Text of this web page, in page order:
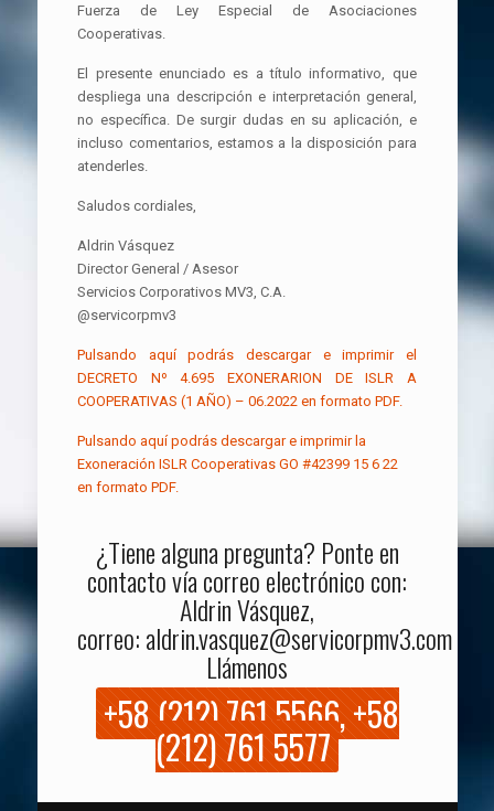
Fuerza de Ley Especial de Asociaciones
Cooperativas.
El presente enunciado es a título informativo, que
despliega una descripción e interpretación general,
no específica. De surgir dudas en su aplicación, e
incluso comentarios, estamos a la disposición para
atenderles.
Saludos cordiales,
Aldrin Vásquez
Director General / Asesor
Servicios Corporativos MV3, C.A.
@servicorpmv3
Pulsando aquí podrás descargar e imprimir el
DECRETO Nº 4.695 EXONERARION DE ISLR A
COOPERATIVAS (1 AÑO) – 06.2022 en formato PDF.
Pulsando aquí podrás descargar e imprimir la
Exoneración ISLR Cooperativas GO #42399 15 6 22
en formato PDF.
¿Tiene alguna pregunta? Ponte en
contacto vía correo electrónico con:
Aldrin Vásquez,
correo:aldrin.vasquez@servicorpmv3.com
Llámenos
+58 (212) 761 5566, +58
(212) 761 5577